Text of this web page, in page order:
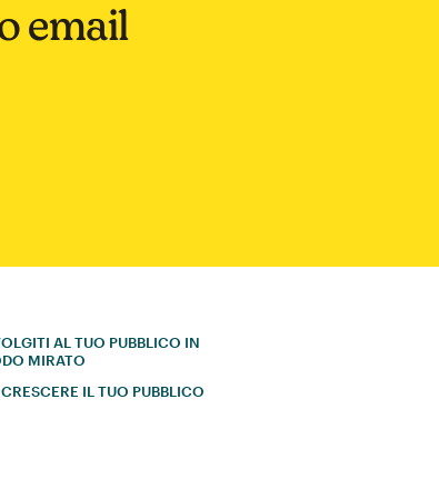
email
AL TUO PUBBLICO IN
MIRATO
CRESCERE IL TUO PUBBLICO